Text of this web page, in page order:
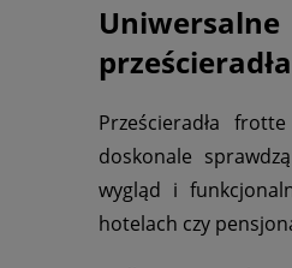
prześcieradła
Prześcieradła
doskonale
wygląd i
hotelach czy